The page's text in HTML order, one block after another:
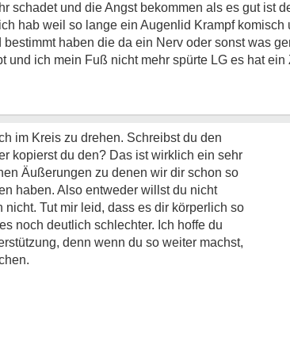
schadet und die Angst bekommen als es gut ist
hab weil so lange ein Augenlid Krampf
haben die da ein Nerv oder sonst was
und ich mein Fuß nicht mehr spürte LG es hat
im Kreis zu drehen. Schreibst du den
kopierst du den? Das ist wirklich ein sehr
Äußerungen zu denen wir dir schon so
haben. Also entweder willst du nicht
Tut mir leid, dass es dir körperlich so
noch deutlich schlechter. Ich hoffe du
denn wenn du so weiter machst,